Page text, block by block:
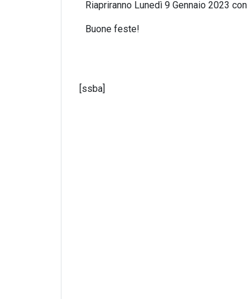
Riapriranno Lunedì 9 Gennaio 2023
Buone feste!
[ssba]